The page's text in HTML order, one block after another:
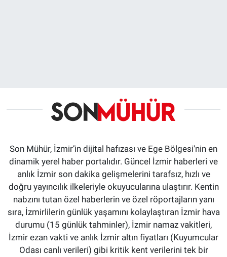
Son Mühür, İzmir’in dijital hafızası ve Ege Bölgesi'nin en
dinamik yerel haber portalıdır. Güncel İzmir haberleri ve
anlık İzmir son dakika gelişmelerini tarafsız, hızlı ve
doğru yayıncılık ilkeleriyle okuyucularına ulaştırır. Kentin
nabzını tutan özel haberlerin ve özel röportajların yanı
sıra, İzmirlilerin günlük yaşamını kolaylaştıran İzmir hava
durumu (15 günlük tahminler), İzmir namaz vakitleri,
İzmir ezan vakti ve anlık İzmir altın fiyatları (Kuyumcular
Odası canlı verileri) gibi kritik kent verilerini tek bir